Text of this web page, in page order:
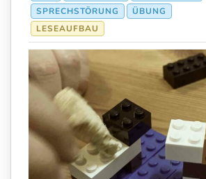
SPRECHSTÖRUNG
ÜBUNG
LESEAUFBAU